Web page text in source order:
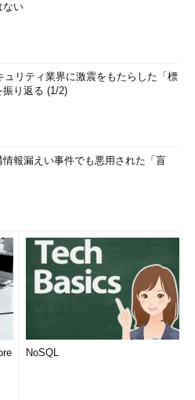
ない
ュリティ業界に激震をもたらした「標
振り返る (1/2)
情報漏えい事件でも悪用された「盲
NoSQL